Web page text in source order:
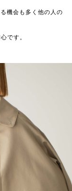
機会も多く他の人の
です。